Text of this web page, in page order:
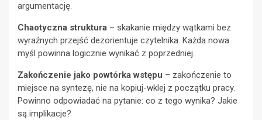
argumentację.
Chaotyczna struktura – skakanie między wątkami bez
wyraźnych przejść dezorientuje czytelnika. Każda nowa
myśl powinna logicznie wynikać z poprzedniej.
Zakończenie jako powtórka wstępu – zakończenie to
miejsce na syntezę, nie na kopiuj-wklej z początku pracy.
Powinno odpowiadać na pytanie: co z tego wynika? Jakie
są implikacje?